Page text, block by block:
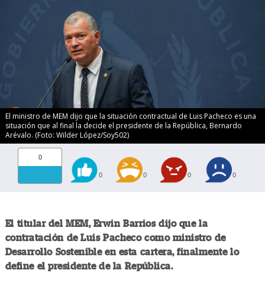
El ministro de MEM dijo que la situación contractual de Luis Pacheco es una
situación que al final la decide el presidente de la República, Bernardo
Arévalo. (Foto: Wilder López/Soy502)
0
0 0 0 0
El titular del MEM, Erwin Barrios dijo que la
contratación de Luis Pacheco como ministro de
Desarrollo Sostenible en esta cartera, finalmente lo
define el presidente de la República.